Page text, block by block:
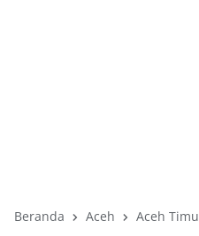
Beranda Aceh Aceh